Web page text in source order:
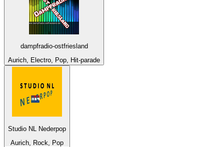
dampfradio-ostfriesland
Aurich, Electro, Pop, Hit-parade
Studio NL Nederpop
Aurich, Rock, Pop